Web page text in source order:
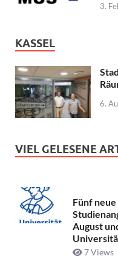
3.
KASSEL
6.
VIEL GELESENE
Fünf
August
7 Views